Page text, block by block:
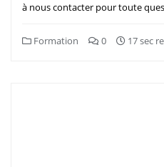
à nous contacter pour toute
Formation 0 17 sec